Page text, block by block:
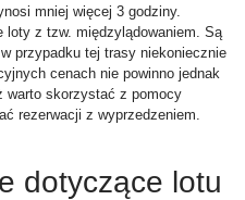
mniej więcej 3 godziny.
loty z tzw. międzylądowaniem. Są
przypadku tej trasy niekoniecznie
cenach nie powinno jednak
warto skorzystać z pomocy
rezerwacji z wyprzedzeniem.
dotyczące lotu